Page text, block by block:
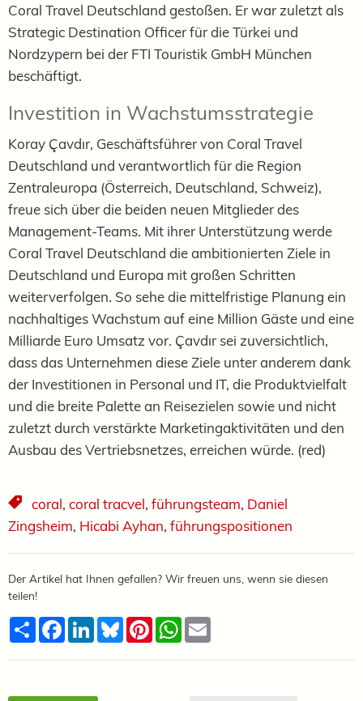
Coral Travel Deutschland gestoßen. Er war zuletzt als
Strategic Destination Officer für die Türkei und
Nordzypern bei der FTI Touristik GmbH München
beschäftigt.
Investition in Wachstumsstrategie
Koray Çavdır, Geschäftsführer von Coral Travel
Deutschland und verantwortlich für die Region
Zentraleuropa (Österreich, Deutschland, Schweiz),
freue sich über die beiden neuen Mitglieder des
Management-Teams. Mit ihrer Unterstützung werde
Coral Travel Deutschland die ambitionierten Ziele in
Deutschland und Europa mit großen Schritten
weiterverfolgen. So sehe die mittelfristige Planung ein
nachhaltiges Wachstum auf eine Million Gäste und eine
Milliarde Euro Umsatz vor. Çavdır sei zuversichtlich,
dass das Unternehmen diese Ziele unter anderem dank
der Investitionen in Personal und IT, die Produktvielfalt
und die breite Palette an Reisezielen sowie und nicht
zuletzt durch verstärkte Marketingaktivitäten und den
Ausbau des Vertriebsnetzes, erreichen würde. (red)
coral, coral tracvel, führungsteam, Daniel
Zingsheim, Hicabi Ayhan, führungspositionen
Der Artikel hat Ihnen gefallen? Wir freuen uns, wenn sie diesen
teilen!
TeilenFacebook
LinkedInBlueskyPinterestWhatsApp